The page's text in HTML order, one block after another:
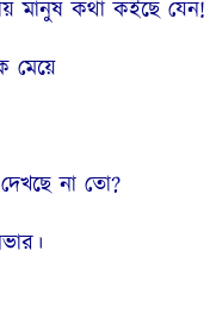
মানুষ কথা কইছে যেন!
মেয়ে
না তো?